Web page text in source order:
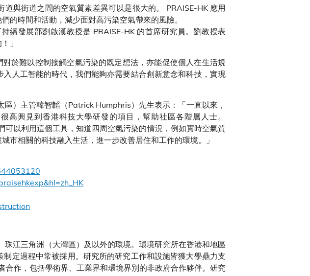
與街道之間的空氣質素差異可以是很大的。 PRAISE-HK 應用
的時間和活動，減少面對高污染空氣帶來的風險。
續發展部劉啟漢教授是 PRAISE-HK 的首席研究員。劉教授表
」
於難以控制接觸空氣污染的既定想法，亦能促使個人在生活規
人工智能的時代，我們能夠亦需要結合創新意念和科技，實現
）主管韓智韜（Patrick Humphris）先生表示：「一直以來，
興見到香港科技大學研發的項目，幫助社區各階層人士。
以利用這個工具，知道四周空氣污染的情況，例如實時空氣質
市相關的科技融入生活，進一步改善居住和工作的環境。」
江三角洲（大灣區）及以外的環境。環境研究所在香港和地區
定過程中常被採用。研究所的研究工作和設施皆獲大學鼎力支
作，包括學術界、工業界和環境界別的非政府合作夥伴。研究